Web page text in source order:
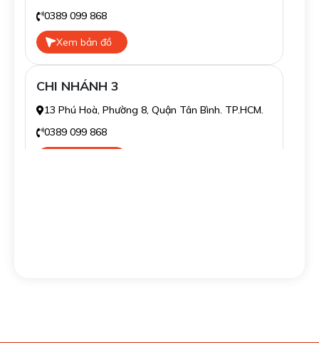
0389 099 868
Xem bản đồ
CHI NHÁNH 3
13 Phú Hoà, Phường 8, Quận Tân Bình. TP.HCM.
0389 099 868